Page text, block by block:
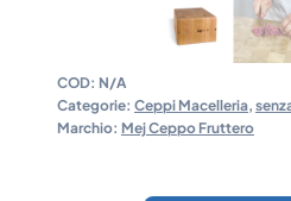
COD: N/A
Categorie: Ceppi Macelleria,
Marchio: Mej Ceppo Fruttero